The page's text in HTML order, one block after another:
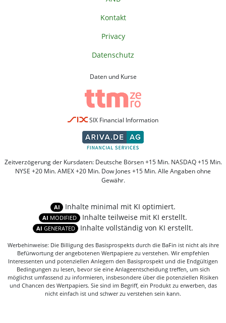
Kontakt
Privacy
Datenschutz
Daten und Kurse
SIX Financial Information
Zeitverzögerung der Kursdaten: Deutsche Börsen +15 Min. NASDAQ +15 Min.
NYSE +20 Min. AMEX +20 Min. Dow Jones +15 Min. Alle Angaben ohne
Gewähr.
AI Inhalte minimal mit KI optimiert.
AI MODIFIED Inhalte teilweise mit KI erstellt.
AI GENERATED Inhalte vollständig von KI erstellt.
Werbehinweise: Die Billigung des Basisprospekts durch die BaFin ist nicht als ihre
Befürwortung der angebotenen Wertpapiere zu verstehen. Wir empfehlen
Interessenten und potenziellen Anlegern den Basisprospekt und die Endgültigen
Bedingungen zu lesen, bevor sie eine Anlageentscheidung treffen, um sich
möglichst umfassend zu informieren, insbesondere über die potenziellen Risiken
und Chancen des Wertpapiers. Sie sind im Begriff, ein Produkt zu erwerben, das
nicht einfach ist und schwer zu verstehen sein kann.